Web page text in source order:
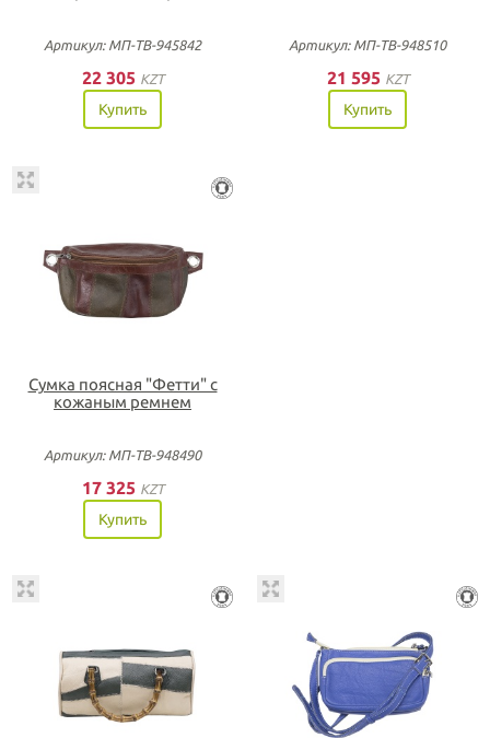
Артикул: МП-ТВ-945842
22 305 KZT
Купить
Артикул: МП-ТВ-948510
21 595 KZT
Купить
Сумка поясная "Фетти" с
кожаным ремнем
Артикул: МП-ТВ-948490
17 325 KZT
Купить